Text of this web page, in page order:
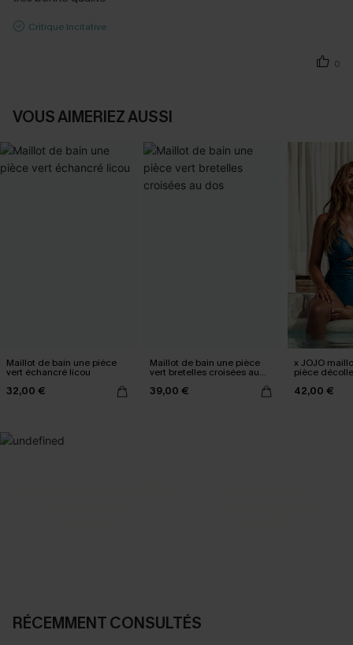
Critique Incitative
0
VOUS AIMERIEZ AUSSI
Maillot de bain une pièce
vert échancré licou
32,00 €
Maillot de bain une pièce
vert bretelles croisées au
39,00 €
x JOJO
pièce
42,00 €
RÉCEMMENT CONSULTÉS